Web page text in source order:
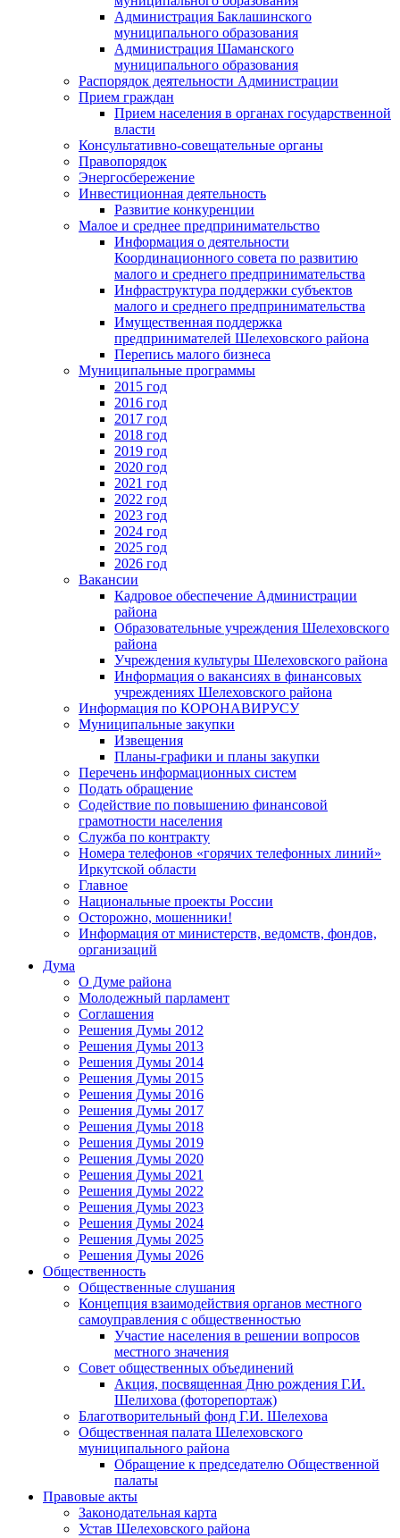
Администрация Баклашинского
муниципального образования
Администрация Шаманского
муниципального образования
Распорядок деятельности Администрации
Прием граждан
Прием населения в органах государственной
власти
Консультативно-совещательные органы
Правопорядок
Энергосбережение
Инвестиционная деятельность
Развитие конкуренции
Малое и среднее предпринимательство
Информация о деятельности
Координационного совета по развитию
малого и среднего предпринимательства
Инфраструктура поддержки субъектов
малого и среднего предпринимательства
Имущественная поддержка
предпринимателей Шелеховского района
Перепись малого бизнеса
Муниципальные программы
2015 год
2016 год
2017 год
2018 год
2019 год
2020 год
2021 год
2022 год
2023 год
2024 год
2025 год
2026 год
Вакансии
Кадровое обеспечение Администрации
района
Образовательные учреждения Шелеховского
района
Учреждения культуры Шелеховского района
Информация о вакансиях в финансовых
учреждениях Шелеховского района
Информация по КОРОНАВИРУСУ
Муниципальные закупки
Извещения
Планы-графики и планы закупки
Перечень информационных систем
Подать обращение
Содействие по повышению финансовой
грамотности населения
Служба по контракту
Номера телефонов «горячих телефонных линий»
Иркутской области
Главное
Национальные проекты России
Осторожно, мошенники!
Информация от министерств, ведомств, фондов,
организаций
Дума
О Думе района
Молодежный парламент
Соглашения
Решения Думы 2012
Решения Думы 2013
Решения Думы 2014
Решения Думы 2015
Решения Думы 2016
Решения Думы 2017
Решения Думы 2018
Решения Думы 2019
Решения Думы 2020
Решения Думы 2021
Решения Думы 2022
Решения Думы 2023
Решения Думы 2024
Решения Думы 2025
Решения Думы 2026
Общественность
Общественные слушания
Концепция взаимодействия органов местного
самоуправления с общественностью
Участие населения в решении вопросов
местного значения
Совет общественных объединений
Акция, посвященная Дню рождения Г.И.
Шелихова (фоторепортаж)
Благотворительный фонд Г.И. Шелехова
Общественная палата Шелеховского
муниципального района
Обращение к председателю Общественной
палаты
Правовые акты
Законодательная карта
Устав Шелеховского района